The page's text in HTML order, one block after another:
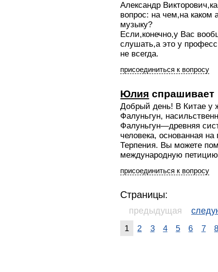
Александр
вопрос: на чем,на
музыку?
Если,конечно,у Вас
слушать,а это у
не всегда.
присоединиться к вопросу
Юлия спрашивает
Добрый день! В Китае у
Фалуньгун,
Фалуньгун—древняя
человека, основанная
Терпения. Вы можете
международную
присоединиться к вопросу
Страницы:
предыдущая
1 2 3 4 5 6 7 8